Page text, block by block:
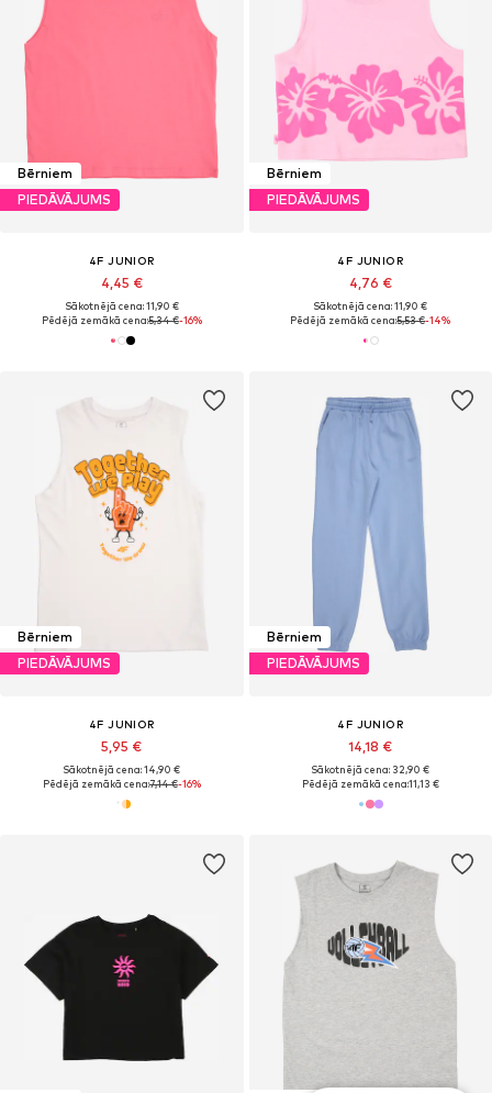
Bērniem
PIEDĀVĀJUMS
4F JUNIOR
4,45 €
Sākotnējā cena: 11,90 €
Pēdējā zemākā cena:5,34 €-16%
Bērniem
PIEDĀVĀJUMS
4F JUNIOR
4,76 €
Sākotnējā cena: 11,90 €
Pēdējā zemākā cena:5,53 €-14%
Bērniem
PIEDĀVĀJUMS
4F JUNIOR
5,95 €
Sākotnējā cena: 14,90 €
Pēdējā zemākā cena:7,14 €-16%
Bērniem
PIEDĀVĀJUMS
4F JUNIOR
14,18 €
Sākotnējā cena: 32,90 €
Pēdējā zemākā cena:11,13 €